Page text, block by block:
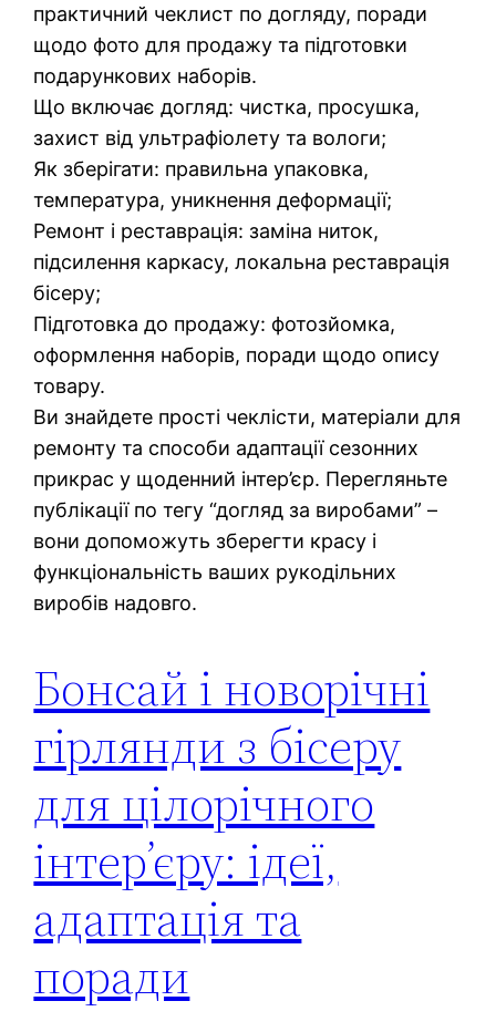
практичний чеклист по догляду, поради
щодо фото для продажу та підготовки
подарункових наборів.
Що включає догляд: чистка, просушка,
захист від ультрафіолету та вологи;
Як зберігати: правильна упаковка,
температура, уникнення деформації;
Ремонт і реставрація: заміна ниток,
підсилення каркасу, локальна реставрація
бісеру;
Підготовка до продажу: фотозйомка,
оформлення наборів, поради щодо опису
товару.
Ви знайдете прості чеклісти, матеріали для
ремонту та способи адаптації сезонних
прикрас у щоденний інтер’єр. Перегляньте
публікації по тегу “догляд за виробами” –
вони допоможуть зберегти красу і
функціональність ваших рукодільних
виробів надовго.
Бонсай і новорічні
гірлянди з бісеру
для цілорічного
інтер’єру: ідеї,
адаптація та
поради